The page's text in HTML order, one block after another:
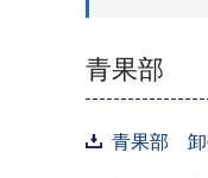
青果部
青果部 卸